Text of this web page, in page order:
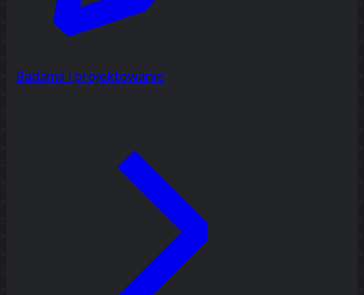
Badania i projektowanie